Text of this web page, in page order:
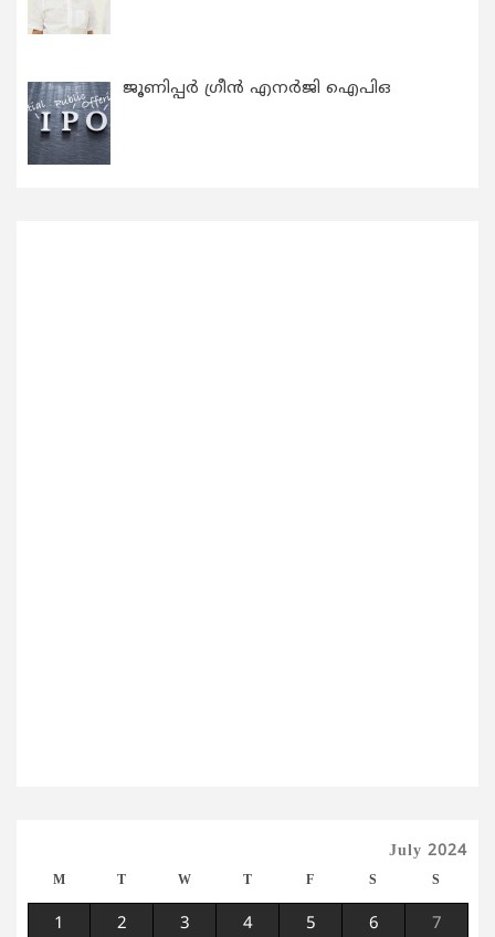
ജൂണിപ്പർ ഗ്രീൻ എനർജി ഐപിഒ
July 2024
M T W T F S S
1 2 3 4 5 6 7